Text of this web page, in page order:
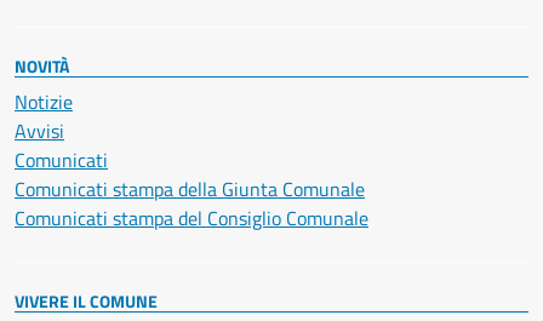
NOVITÀ
Notizie
Avvisi
Comunicati
Comunicati stampa della Giunta Comunale
Comunicati stampa del Consiglio Comunale
VIVERE IL COMUNE